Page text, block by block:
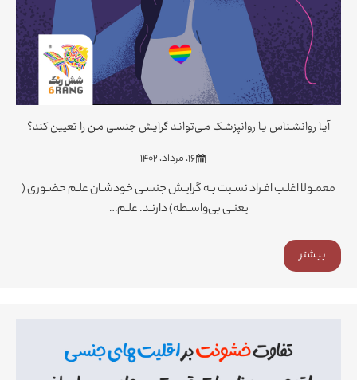
آیـا روانشـناس یـا روانپزشـک مـی‌توانـد گرایـش جنسـی مـن را تعیین کند؟
۱۶، مرداد، ۱۴۰۲
معمـولا اغلـب افـراد نسـبت بـه گرایـش جنسـی خودشـان علـم حضـوری (
یعنـی بی‌واسـطه) دارنـد. علـم…
بیشتر